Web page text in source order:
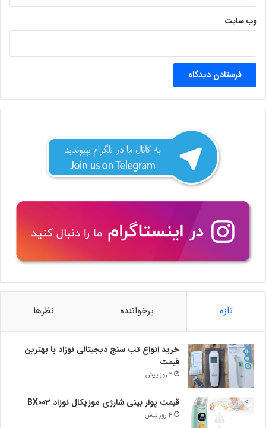
وب‌ سایت
تازه پرخواننده نظرها
خرید انواع تب سنج دیجیتالی نوزاد با بهترین
قیمت
2 روز پیش
قیمت پوار بینی شارژی موزیکال نوزاد BX003
4 روز پیش